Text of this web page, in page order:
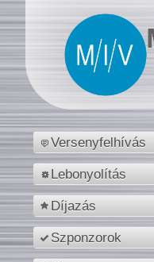
Versenyfelhívás
Lebonyolítás
Díjazás
Szponzorok